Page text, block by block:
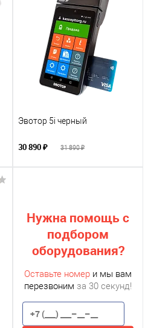
Эвотор 5i черный
30 890 ₽ 31 890 ₽
Нужна помощь с
подбором
оборудования?
Оставьте номер и мы вам
перезвоним за 30 секунд!